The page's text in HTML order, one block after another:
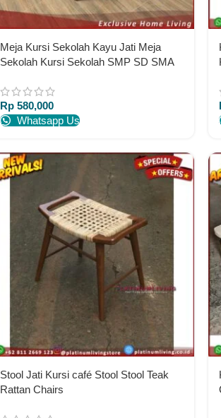
Meja Kursi Sekolah Kayu Jati Meja
Sekolah Kursi Sekolah SMP SD SMA
Rp580,000
Whatsapp Us
Stool Jati Kursi café Stool Stool Teak
Rattan Chairs